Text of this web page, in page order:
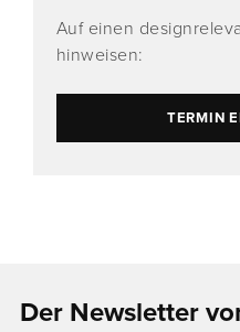
Auf einen
hinweisen:
TERMIN
Der Newsletter